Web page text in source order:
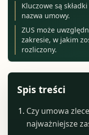
Kluczowe są
nazwa umowy.
ZUS może
zakresie, w jakim
rozliczony.
Spis treści
Czy umowa
najważniejsze